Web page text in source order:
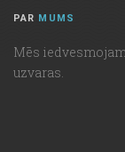
PAR MUMS
Mēs
uzvaras.